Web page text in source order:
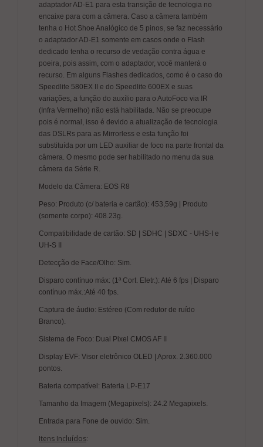
adaptador AD-E1 para esta transição de tecnologia no
encaixe para com a câmera. Caso a câmera também
tenha o Hot Shoe Analógico de 5 pinos, se faz necessário
o adaptador AD-E1 somente em casos onde o Flash
dedicado tenha o recurso de vedação contra água e
poeira, pois assim, com o adaptador, você manterá o
recurso. Em alguns Flashes dedicados, como é o caso do
Speedlite 580EX II e do Speedlite 600EX e suas
variações, a função do auxílio para o AutoFoco via IR
(Infra Vermelho) não está habilitada. Não se preocupe
pois é normal, isso é devido a atualização de tecnologia
das DSLRs para as Mirrorless e esta função foi
substituída por um LED auxiliar de foco na parte frontal da
câmera. O mesmo pode ser habilitado no menu da sua
câmera da Série R.
Modelo da Câmera: EOS R8
Peso: Produto (c/ bateria e cartão): 453,59g | Produto
(somente corpo): 408.23g.
Compatibilidade de cartão: SD | SDHC | SDXC - UHS-I e
UH-S II
Detecção de Face/Olho: Sim.
Disparo contínuo máx: (1ª Cort. Eletr.): Até 6 fps | Disparo
contínuo máx.:Até 40 fps.
Captura de áudio: Estéreo (Com redutor de ruído
Branco).
Sistema de Foco: Dual Pixel CMOS AF II
Display EVF: Visor eletrônico OLED | Aprox. 2.360.000
pontos.
Bateria compatível: Bateria LP-E17
Tamanho da Imagem (Megapixels): 24.2 Megapixels.
Entrada para Fone de ouvido: Sim.
Itens Incluídos: